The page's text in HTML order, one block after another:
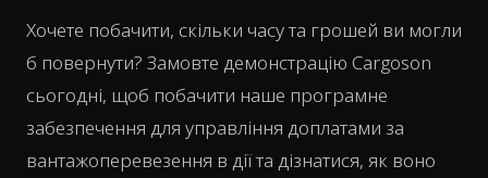
Хочете побачити, скільки часу та грошей ви могли
б повернути? Замовте демонстрацію Cargoson
сьогодні, щоб побачити наше програмне
забезпечення для управління доплатами за
вантажоперевезення в дії та дізнатися, як воно